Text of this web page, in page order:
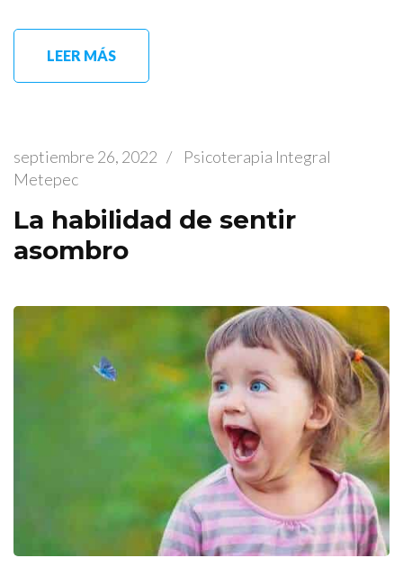
LEER MÁS
septiembre 26, 2022 /
Psicoterapia Integral
Metepec
La habilidad de sentir
asombro